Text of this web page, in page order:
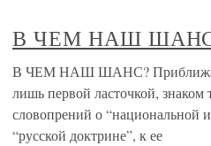
В ЧЕМ НАШ
В ЧЕМ НАШ ШАНС?
лишь первой ласточкой,
словопрений о “национальной
“русской доктрине”, к ее